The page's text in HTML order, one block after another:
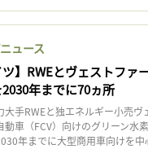
ュース
ツ】RWEとヴェストフ
2030年までに70ヵ所
手RWEと独エネルギー小売
動車（FCV）向けのグリーン水
年までに大型商用車向けを